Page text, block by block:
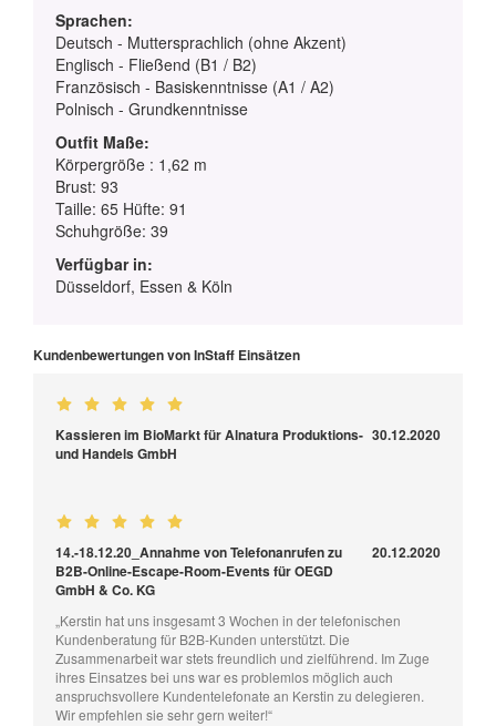
Sprachen:
Deutsch - Muttersprachlich (ohne Akzent)
Englisch - Fließend (B1 / B2)
Französisch - Basiskenntnisse (A1 / A2)
Polnisch - Grundkenntnisse
Outfit Maße:
Körpergröße : 1,62 m
Brust: 93
Taille: 65 Hüfte: 91
Schuhgröße: 39
Verfügbar in:
Düsseldorf, Essen & Köln
Kundenbewertungen von InStaff Einsätzen
Kassieren im BioMarkt für Alnatura Produktions-
und Handels GmbH
30.12.2020
14.-18.12.20_Annahme von Telefonanrufen zu
B2B-Online-Escape-Room-Events für OEGD
GmbH & Co. KG
20.12.2020
„Kerstin hat uns insgesamt 3 Wochen in der telefonischen
Kundenberatung für B2B-Kunden unterstützt. Die
Zusammenarbeit war stets freundlich und zielführend. Im Zuge
ihres Einsatzes bei uns war es problemlos möglich auch
anspruchsvollere Kundentelefonate an Kerstin zu delegieren.
Wir empfehlen sie sehr gern weiter!“